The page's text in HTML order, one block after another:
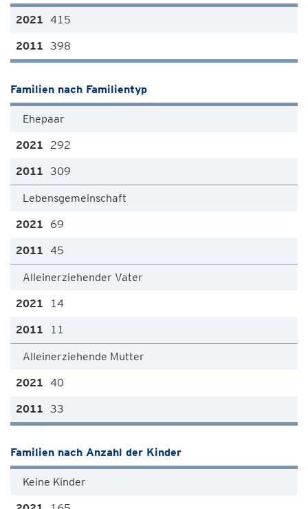
415
398
Familien nach Familientyp
Ehepaar
292
309
Lebensgemeinschaft
69
45
Alleinerziehender Vater
14
11
Alleinerziehende Mutter
40
33
Familien nach Anzahl der Kinder
Keine Kinder